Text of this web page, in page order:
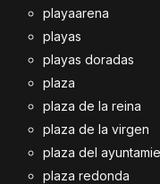
playaarena
playas
playas doradas
plaza
plaza de la reina
plaza de la virgen
plaza del
plaza redonda